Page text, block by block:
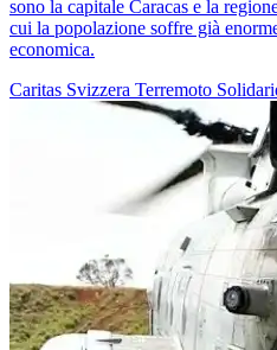
sono la capitale Caracas e la
cui la popolazione soffre già
economica.
Caritas Svizzera Terremoto